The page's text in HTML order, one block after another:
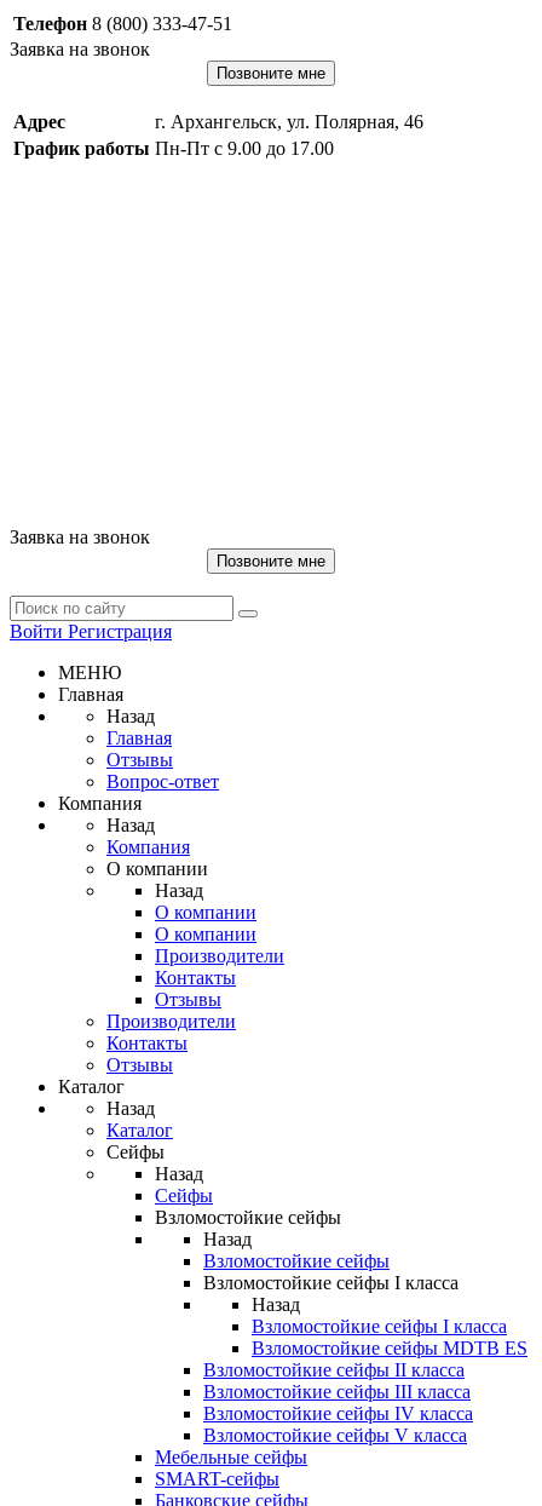
Телефон 8 (800) 333-47-51
Заявка на звонок
Позвоните мне
Адрес
г. Архангельск, ул. Полярная, 46
График работы Пн-Пт с 9.00 до 17.00
Заявка на звонок
Позвоните мне
Войти Регистрация
МЕНЮ
Главная
Назад
Главная
Отзывы
Вопрос-ответ
Компания
Назад
Компания
О компании
Назад
О компании
О компании
Производители
Контакты
Отзывы
Производители
Контакты
Отзывы
Каталог
Назад
Каталог
Сейфы
Назад
Сейфы
Взломостойкие сейфы
Назад
Взломостойкие сейфы
Взломостойкие сейфы I класса
Назад
Взломостойкие сейфы I класса
Взломостойкие сейфы MDTB ES
Взломостойкие сейфы II класса
Взломостойкие сейфы III класса
Взломостойкие сейфы IV класса
Взломостойкие сейфы V класса
Мебельные сейфы
SMART-сейфы
Банковские сейфы